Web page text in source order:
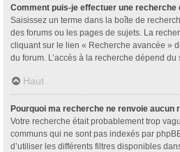
Comment puis-je effectuer une recherche
Saisissez un terme dans la boîte de
des forums ou les pages de sujets. La
cliquant sur le lien « Recherche avancée »
du forum. L’accès à la recherche dépend du
Haut
Pourquoi ma recherche ne renvoie aucun
Votre recherche était probablement trop
communs qui ne sont pas indexés par
d’utiliser les différents filtres disponibles